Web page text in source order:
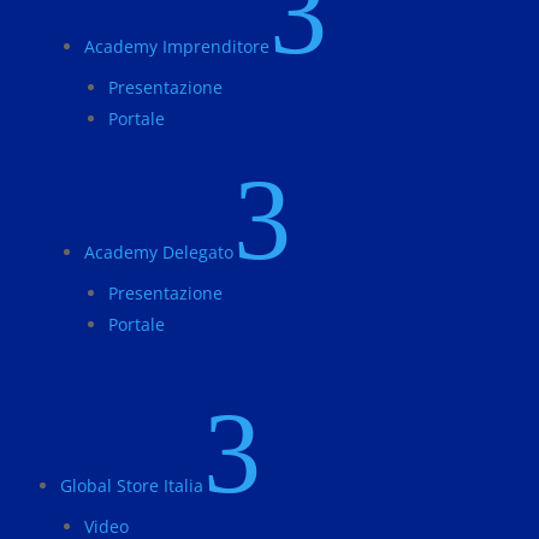
Academy Imprenditore
Presentazione
Portale
Academy Delegato 3
Presentazione
Portale
Global Store Italia 3
Video